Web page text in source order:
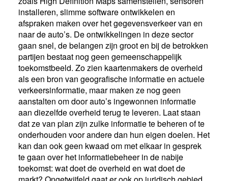
installeren, slimme software ontwikkelen en
afspraken maken over het gegevensverkeer van en
naar de auto’s. De ontwikkelingen in deze sector
gaan snel, de belangen zijn groot en bij de betrokken
partijen bestaat nog geen gemeenschappelijk
toekomstbeeld. Zo zien kaartenmakers de overheid
als een bron van geografische informatie en actuele
verkeersinformatie, maar maken ze nog geen
aanstalten om door auto’s ingewonnen informatie
aan diezelfde overheid terug te leveren. Laat staan
dat ze van plan zijn zulke informatie te beheren of te
onderhouden voor andere dan hun eigen doelen. Het
kan dan ook geen kwaad om met elkaar in gesprek
te gaan over het informatiebeheer in de nabije
toekomst: wat doet de overheid en wat doet de